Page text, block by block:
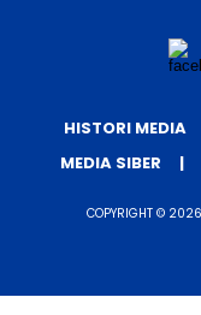
HISTORI MEDIA
MEDIA SIBER
COPYRIGHT ©